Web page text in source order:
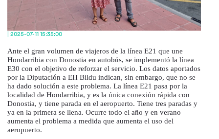
| 2025-07-11 15:35:00
Ante el gran volumen de viajeros de la línea E21 que une
Hondarribia con Donostia en autobús, se implementó la línea
E30 con el objetivo de reforzar el servicio. Los datos aportados
por la Diputación a EH Bildu indican, sin embargo, que no se
ha dado solución a este problema. La línea E21 pasa por la
localidad de Hondarribia, y es la única conexión rápida con
Donostia, y tiene parada en el aeropuerto. Tiene tres paradas y
ya en la primera se llena. Ocurre todo el año y en verano
aumenta el problema a medida que aumenta el uso del
aeropuerto.